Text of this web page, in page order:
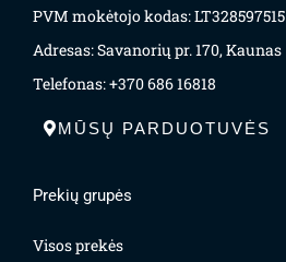
PVM mokėtojo kodas: LT328597515
Adresas: Savanorių pr. 170, Kaunas
Telefonas: +370 686 16818
MŪSŲ PARDUOTUVĖS
Prekių grupės
Visos prekės